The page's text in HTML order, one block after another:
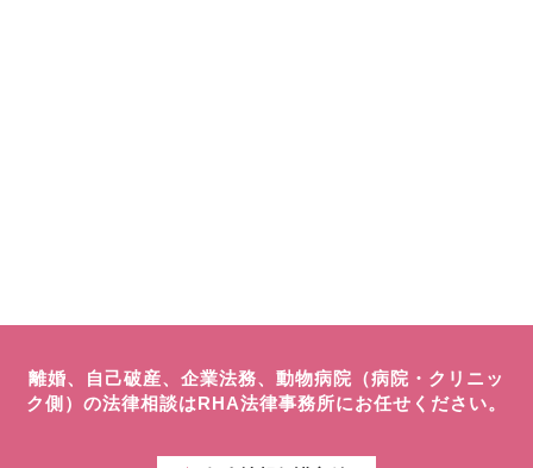
離婚、自己破産、企業法務、動物病院（病院・クリニッ
ク側）の法律相談はRHA法律事務所にお任せください。